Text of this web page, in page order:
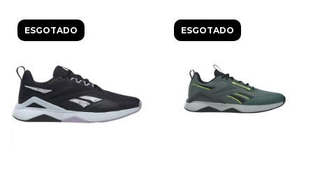
ESGOTADO ESGOTADO